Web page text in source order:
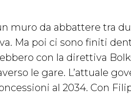
muro da abbattere tra
Ma poi ci sono finiti
con la direttiva
le gare. L’attuale
al 2034. Con